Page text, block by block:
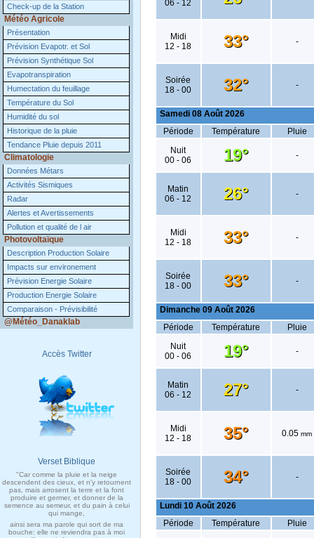
Check-up de la Station
Météo Agricole
Présentation
Prévision Evapotr. et Sol
Prévision Synthétique Sol
Evapotranspiration
Humectation du feuillage
Température du Sol
Humidité du sol
Historique de la pluie
Tendance Pluie depuis 2011
Climatologie
Données Métars
Activités Sismiques
Radar
Alertes et Avertissements
Pollution et qualité de l air
Photovoltaïque
Description Production Solaire
Impacts sur environement
Prévision Energie Solaire
Production Energie Solaire
Comparaison - Prévisibilité
@Météo_Danaklab
Accès Twitter
Verset Biblique
"Car comme la pluie et la neige
descendent des cieux, et n'y retournent
pas, mais arrosent la terre et la font
produire et germer, et donner de la
semence au semeur, et du pain à celui
qui mange,
ainsi sera ma parole qui sort de ma
bouche: elle ne reviendra pas à moi